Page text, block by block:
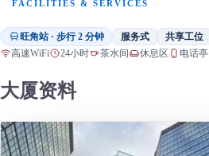
FACILITIES & SERVICES
旺角站 · 步行 2 分钟 服务式 共享工位
高速WiFi 24小时 茶水间 休息区 电话亭
大厦资料